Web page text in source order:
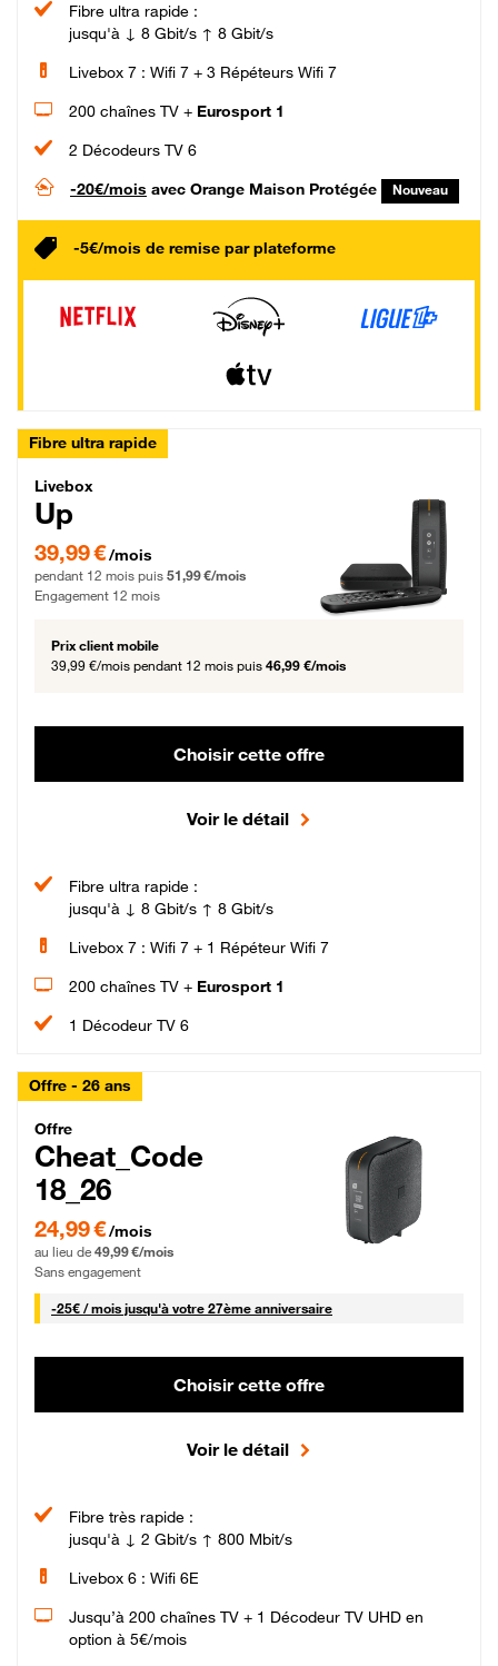
Fibre ultra rapide :
jusqu'à ↓ 8 Gbit/s ↑ 8 Gbit/s
Livebox 7 : Wifi 7 + 3 Répéteurs Wifi 7
200 chaînes TV + Eurosport 1
2 Décodeurs TV 6
-20€/mois avec Orange Maison Protégée Nouveau
-5€/mois de remise par plateforme
Fibre ultra rapide
Livebox Up Fibre
Livebox
Up
39,99 € par mois pendant 12 mois puis 51,99 € par mois, Engagement 12 mois
39,99 €/mois
pendant 12 mois puis 51,99 €/mois
Engagement 12 mois
Prix client mobile
39,99 €/mois pendant 12 mois puis 46,99 €/mois
Choisir cette offre
Voir le détail
Fibre ultra rapide :
jusqu'à ↓ 8 Gbit/s ↑ 8 Gbit/s
Livebox 7 : Wifi 7 + 1 Répéteur Wifi 7
200 chaînes TV + Eurosport 1
1 Décodeur TV 6
Offre - 26 ans
Cheat_Code Fibre_18_26
Offre
Cheat_Code
18_26
24,99 € par mois pendant 0 mois puis 49,99 € par mois, Sans engagement
24,99 €/mois
au lieu de 49,99 €/mois
Sans engagement
-25€ / mois25 € par mois
jusqu'à votre 27ème anniversaire
Choisir cette offre
Voir le détail
Fibre très rapide :
jusqu'à ↓ 2 Gbit/s ↑ 800 Mbit/s
Livebox 6 : Wifi 6E
Jusqu’à 200 chaînes TV + 1 Décodeur TV UHD en
option à 5€/mois